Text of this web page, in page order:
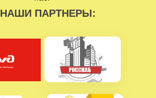
НАШИ ПАРТНЕРЫ: